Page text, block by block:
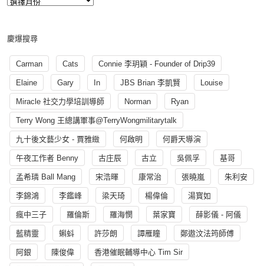
慶爆搜尋
Carman Cats Connie 李玥穎 - Founder of Drip39
Elaine Gary In JBS Brian 李凱賢 Louise
Miracle 社交力學培訓導師 Norman Ryan
Terry Wong 王總講軍事@TerryWongmilitarytalk
九十後文藝少女 - 賈雅緻 何啟明 何爵天導演
午夜工作者 Benny 古庄辰 古立 吳佩孚 基哥
孟希璘 Ball Mang 宋浩暉 康常治 張曉嵐 朱利安
李錦鴻 李鑑峰 梁天琦 楊偉倫 湯寳如
瘋中三子 羅倫斯 羅海憫 葉家寶 薛影儀 - 阿儀
藍精靈 蝌蚪 許莎朗 譚雁瞳 鄭遨汶法筠師傅
阿銀 陳俊偉 香港催眠輔導中心 Tim Sir